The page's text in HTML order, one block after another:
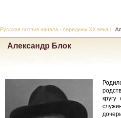
Русская поэзия начала - середины XX века |
Александр Блок